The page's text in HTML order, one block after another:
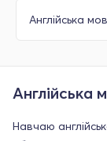
Англійська
Навчаю